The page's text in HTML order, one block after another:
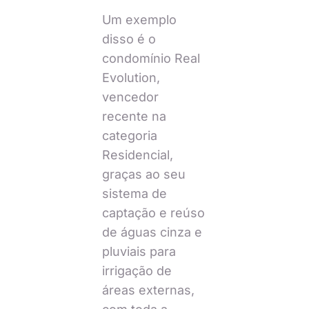
Um exemplo
disso é o
condomínio Real
Evolution,
vencedor
recente na
categoria
Residencial,
graças ao seu
sistema de
captação e reúso
de águas cinza e
pluviais para
irrigação de
áreas externas,